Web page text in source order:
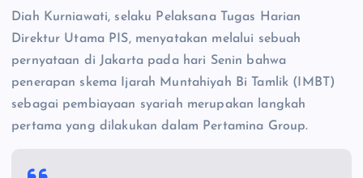
Diah Kurniawati, selaku Pelaksana Tugas Harian
Direktur Utama PIS, menyatakan melalui sebuah
pernyataan di Jakarta pada hari Senin bahwa
penerapan skema Ijarah Muntahiyah Bi Tamlik (IMBT)
sebagai pembiayaan syariah merupakan langkah
pertama yang dilakukan dalam Pertamina Group.